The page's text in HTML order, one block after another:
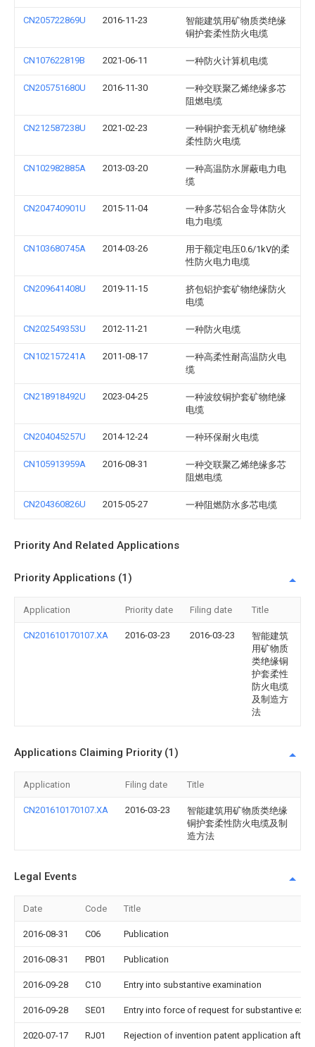
CN205722869U 2016-11-23
智能建筑用矿物质类绝缘
铜护套柔性防火电缆
CN107622819B 2021-06-11 一种防火计算机电缆
CN205751680U 2016-11-30
一种交联聚乙烯绝缘多芯
阻燃电缆
CN212587238U 2021-02-23
一种铜护套无机矿物绝缘
柔性防火电缆
CN102982885A 2013-03-20
一种高温防水屏蔽电力电
缆
CN204740901U 2015-11-04
一种多芯铝合金导体防火
电力电缆
CN103680745A 2014-03-26
用于额定电压0.6/1kV的柔
性防火电力电缆
CN209641408U 2019-11-15
挤包铝护套矿物绝缘防火
电缆
CN202549353U 2012-11-21 一种防火电缆
CN102157241A 2011-08-17
一种高柔性耐高温防火电
缆
CN218918492U 2023-04-25
一种波纹铜护套矿物绝缘
电缆
CN204045257U 2014-12-24 一种环保耐火电缆
CN105913959A 2016-08-31
一种交联聚乙烯绝缘多芯
阻燃电缆
CN204360826U 2015-05-27 一种阻燃防水多芯电缆
Priority And Related Applications
Priority Applications (1)
Application Priority date Filing date Title
CN201610170107.XA 2016-03-23 2016-03-23
智能建筑
用矿物质
类绝缘铜
护套柔性
防火电缆
及制造方
法
Applications Claiming Priority (1)
Application Filing date Title
CN201610170107.XA 2016-03-23
智能建筑用矿物质类绝缘
铜护套柔性防火电缆及制
造方法
Legal Events
Date Code Title
2016-08-31 C06 Publication
2016-08-31 PB01 Publication
2016-09-28 C10 Entry into substantive examination
2016-09-28 SE01 Entry into force of request for substantive
2020-07-17 RJ01 Rejection of invention patent application after